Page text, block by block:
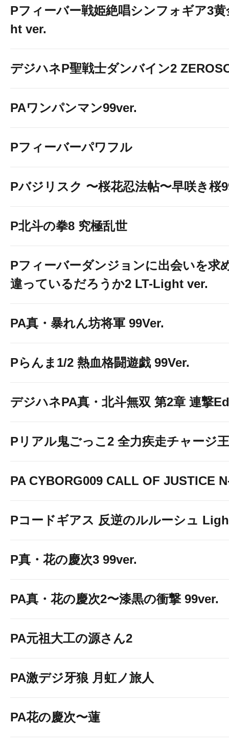
Pフィーバー戦姫絶唱シンフォギア3
ht ver.
デジハネP聖戦士ダンバイン2
PAワンパンマン99ver.
Pフィーバーパワフル
Pバジリスク 〜桜花忍法帖〜早咲き桜
P北斗の拳8 究極乱世
Pフィーバーダンジョンに出会いを求
違っているだろうか2 LT-Light ver.
PA真・暴れん坊将軍 99Ver.
Pらんま1/2 熱血格闘遊戯 99Ver.
デジハネPA真・北斗無双 第2章 連撃
Pリアル鬼ごっこ2 全力疾走チャージ
PA CYBORG009 CALL OF JUSTICE
Pコードギアス 反逆のルルーシュ
P真・花の慶次3 99ver.
PA真・花の慶次2〜漆黒の衝撃 99ver.
PA元祖大工の源さん2
PA激デジ牙狼 月虹ノ旅人
PA花の慶次〜蓮